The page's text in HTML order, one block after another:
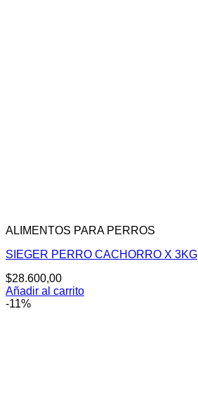
ALIMENTOS PARA PERROS
SIEGER PERRO CACHORRO X 3KG
$28.600,00
Añadir al carrito
-11%